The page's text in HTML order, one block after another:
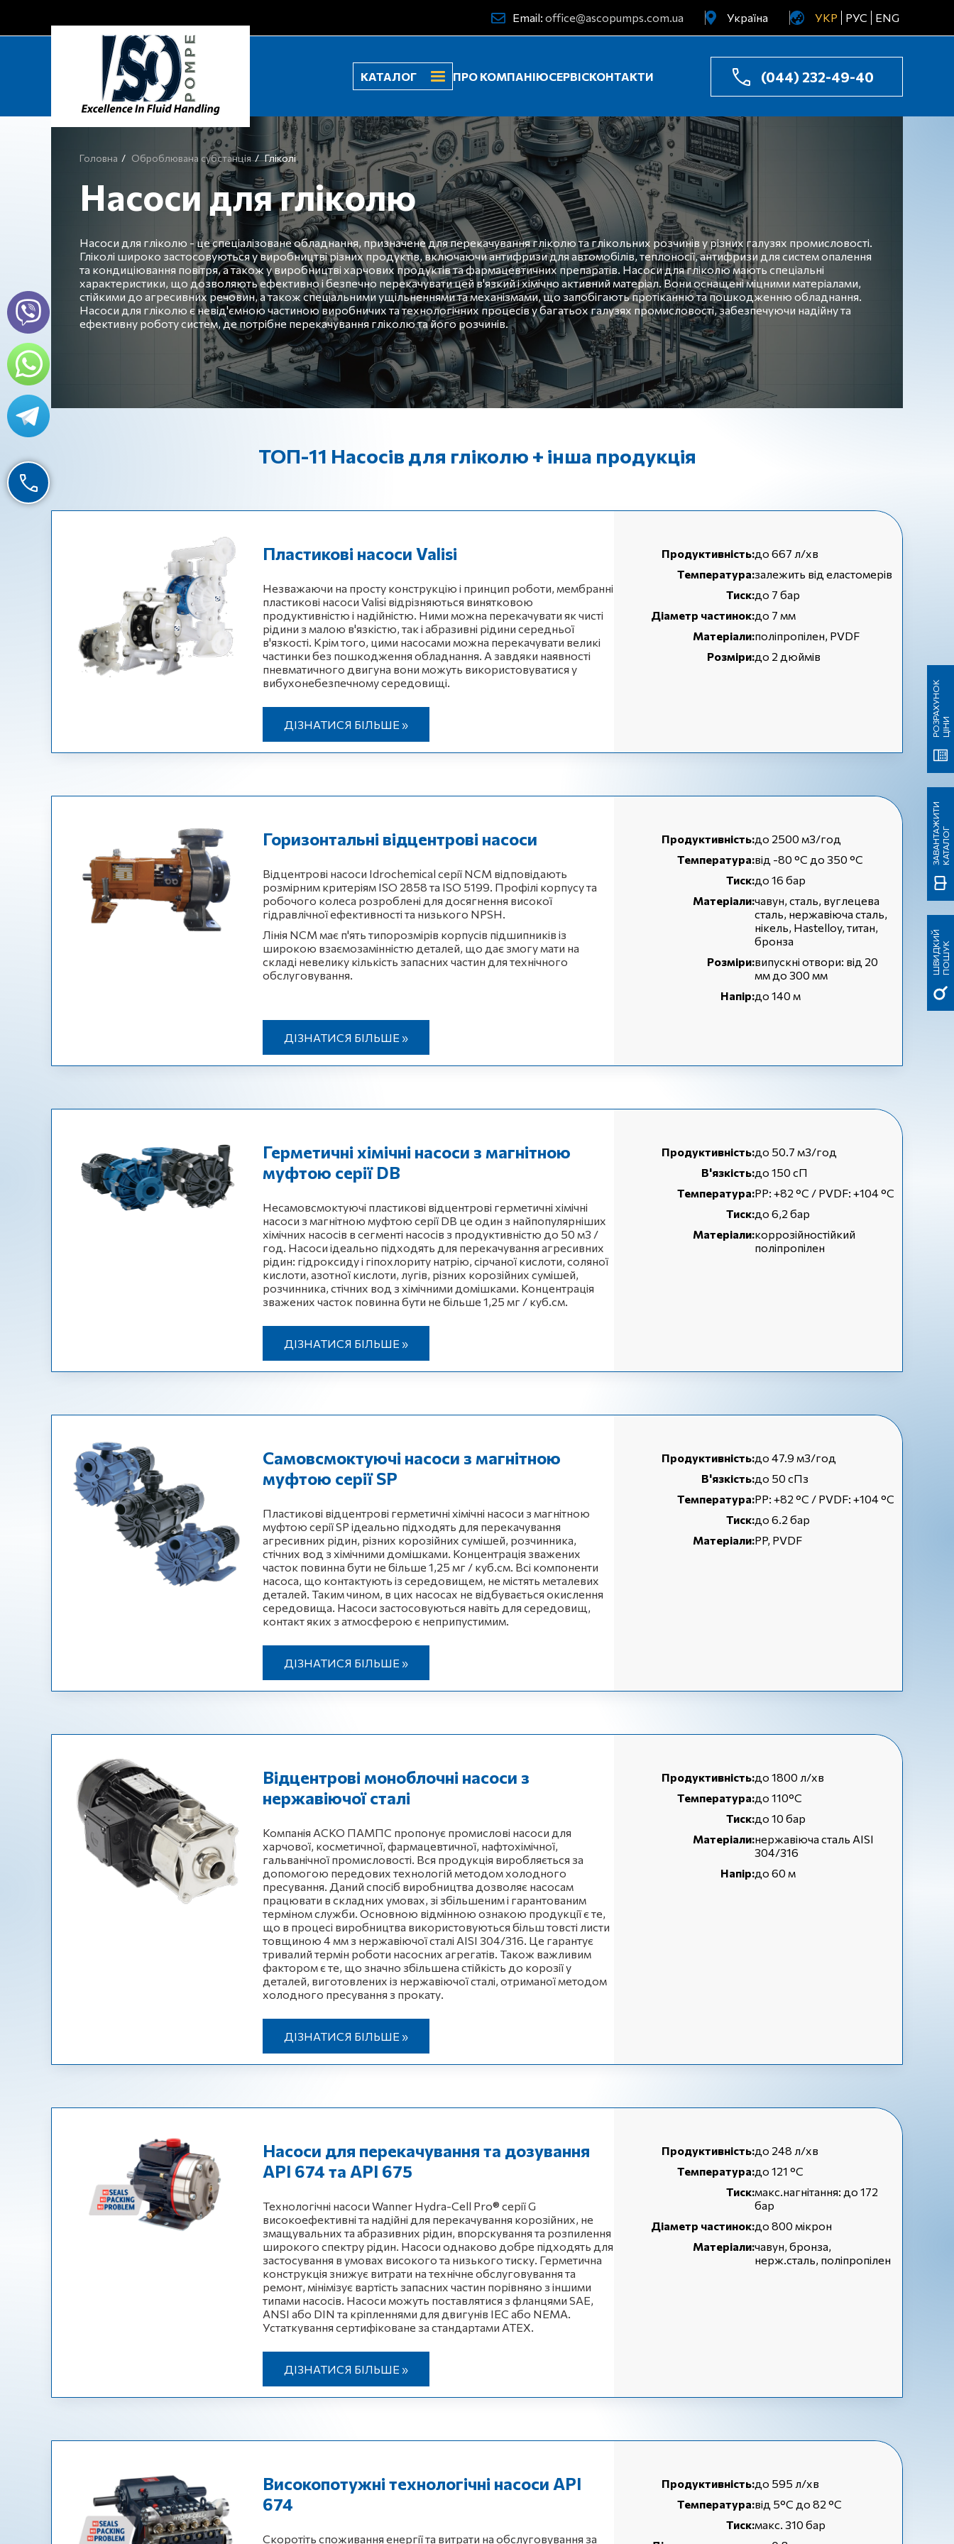
Email: office@ascopumps.com.ua
Україна
Узбекистан
Казахстан
УКР РУС ENG
КАТАЛОГ ПРО КОМПАНІЮСЕРВІСКОНТАКТИ (044) 232-49-40
Головна Оброблювана субстанція Гліколі
Насоси для гліколю
Насоси для гліколю - це спеціалізоване обладнання, призначене для перекачування гліколю та глікольних розчинів у різних галузях промисловості.
Гліколі широко застосовуються у виробництві різних продуктів, включаючи антифризи для автомобілів, теплоносії, антифризи для систем опалення
та кондиціювання повітря, а також у виробництві харчових продуктів та фармацевтичних препаратів. Насоси для гліколю мають спеціальні
характеристики, що дозволяють ефективно і безпечно перекачувати цей в'язкий і хімічно активний матеріал. Вони оснащені міцними матеріалами,
стійкими до агресивних речовин, а також спеціальними ущільненнями та механізмами, що запобігають протіканню та пошкодженню обладнання.
Насоси для гліколю є невід'ємною частиною виробничих та технологічних процесів у багатьох галузях промисловості, забезпечуючи надійну та
ефективну роботу систем, де потрібне перекачування гліколю та його розчинів.
ТОП-11 Насосів для гліколю + інша продукція
Пластикові насоси Valisi
Незважаючи на просту конструкцію і принцип роботи, мембранні
пластикові насоси Valisi відрізняються винятковою
продуктивністю і надійністю. Ними можна перекачувати як чисті
рідини з малою в'язкістю, так і абразивні рідини середньої
в'язкості. Крім того, цими насосами можна перекачувати великі
частинки без пошкодження обладнання. А завдяки наявності
пневматичного двигуна вони можуть використовуватися у
вибухонебезпечному середовищі.
ДІЗНАТИСЯ БІЛЬШЕ »
Продуктивність:до 667 л/хв
Температура:залежить від еластомерів
Тиск:до 7 бар
Діаметр частинок:до 7 мм
Матеріали:поліпропілен, PVDF
Розміри:до 2 дюймів
Горизонтальні відцентрові насоси
Відцентрові насоси Idrochemical серії NCM відповідають
розмірним критеріям ISO 2858 та ISO 5199. Профілі корпусу та
робочого колеса розроблені для досягнення високої
гідравлічної ефективності та низького NPSH.
Лінія NCM має п'ять типорозмірів корпусів підшипників із
широкою взаємозамінністю деталей, що дає змогу мати на
складі невелику кількість запасних частин для технічного
обслуговування.
ДІЗНАТИСЯ БІЛЬШЕ »
Продуктивність:до 2500 м3/год
Температура:від -80 °C до 350 °C
Тиск:до 16 бар
Матеріали:чавун, сталь, вуглецева
сталь, нержавіюча сталь,
нікель, Hastelloy, титан,
бронза
Розміри:випускні отвори: від 20
мм до 300 мм
Напір:до 140 м
Герметичні хімічні насоси з магнітною
муфтою серії DB
Несамовсмоктуючі пластикові відцентрові герметичні хімічні
насоси з магнітною муфтою серії DB це один з найпопулярніших
хімічних насосів в сегменті насосів з продуктивністю до 50 м3 /
год. Насоси ідеально підходять для перекачування агресивних
рідин: гідроксиду і гіпохлориту натрію, сірчаної кислоти, соляної
кислоти, азотної кислоти, лугів, різних корозійних сумішей,
розчинника, стічних вод з хімічними домішками. Концентрація
зважених часток повинна бути не більше 1,25 мг / куб.см.
ДІЗНАТИСЯ БІЛЬШЕ »
Продуктивність:до 50.7 м3/год
В'язкість:до 150 сП
Температура:РР: +82 °С / PVDF: +104 °С
Тиск:до 6,2 бар
Матеріали:коррозійностійкий
поліпропілен
Самовсмоктуючі насоси з магнітною
муфтою серії SP
Пластикові відцентрові герметичні хімічні насоси з магнітною
муфтою серії SP ідеально підходять для перекачування
агресивних рідин, різних корозійних сумішей, розчинника,
стічних вод з хімічними домішками. Концентрація зважених
часток повинна бути не більше 1,25 мг / куб.см. Всі компоненти
насоса, що контактують із середовищем, не містять металевих
деталей. Таким чином, в цих насосах не відбувається окислення
середовища. Насоси застосовуються навіть для середовищ,
контакт яких з атмосферою є неприпустимим.
ДІЗНАТИСЯ БІЛЬШЕ »
Продуктивність:до 47.9 м3/год
В'язкість:до 50 сПз
Температура:РР: +82 °С / PVDF: +104 °С
Тиск:до 6.2 бар
Матеріали:PP, PVDF
Відцентрові моноблочні насоси з
нержавіючої сталі
Компанія АСКО ПАМПС пропонує промислові насоси для
харчової, косметичної, фармацевтичної, нафтохімічної,
гальванічної промисловості. Вся продукція виробляється за
допомогою передових технологій методом холодного
пресування. Даний спосіб виробництва дозволяє насосам
працювати в складних умовах, зі збільшеним і гарантованим
терміном служби. Основною відмінною ознакою продукції є те,
що в процесі виробництва використовуються більш товсті листи
товщиною 4 мм з нержавіючої сталі AISI 304/316. Це гарантує
тривалий термін роботи насосних агрегатів. Також важливим
фактором є те, що значно збільшена стійкість до корозії у
деталей, виготовлених із нержавіючої сталі, отриманої методом
холодного пресування з прокату.
ДІЗНАТИСЯ БІЛЬШЕ »
Продуктивність:до 1800 л/хв
Температура:до 110°C
Тиск:до 10 бар
Матеріали:нержавіюча сталь AISI
304/316
Напір:до 60 м
Насоси для перекачування та дозування
API 674 та API 675
Технологічні насоси Wanner Hydra-Cell Pro® серії G
високоефективні та надійні для перекачування корозійних, не
змащувальних та абразивних рідин, впорскування та розпилення
широкого спектру рідин. Насоси однаково добре підходять для
застосування в умовах високого та низького тиску. Герметична
конструкція знижує витрати на технічне обслуговування та
ремонт, мінімізує вартість запасних частин порівняно з іншими
типами насосів. Насоси можуть поставлятися з фланцями SAE,
ANSI або DIN та кріпленнями для двигунів IEC або NEMA.
Устаткування сертифіковане за стандартами ATEX.
ДІЗНАТИСЯ БІЛЬШЕ »
Продуктивність:до 248 л/хв
Температура:до 121 °С
Тиск:макс.нагнітання: до 172
бар
Діаметр частинок:до 800 мікрон
Матеріали:чавун, бронза,
нерж.сталь, поліпропілен
Високопотужні технологічні насоси API
674
Скоротіть споживання енергії та витрати на обслуговування за
Продуктивність:до 595 л/хв
Температура:від 5°С до 82 °С
Тиск:макс. 310 бар
Ш
В
И
ДК
И
Й
П
О
Ш
УК
З
А
В
А
Н
Т
А
Ж
И
Т
И
К
А
Т
А
Л
ОГ
Р
О
З Р
А
Х
У
Н
О
К
Ц
І
Н И